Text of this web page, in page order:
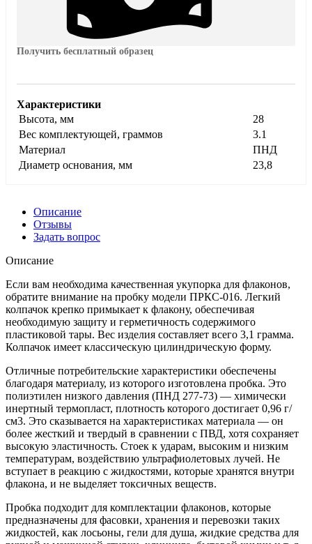
Получить бесплатный образец
Характеристики
Высота, мм
28
Вес комплектующей, граммов
3.1
Материал
ПНД
Диаметр основания, мм
23,8
Описание
Отзывы
Задать вопрос
Описание
Если вам необходима качественная укупорка для флаконов,
обратите внимание на пробку модели ПРКС-016. Легкий
колпачок крепко примыкает к флакону, обеспечивая
необходимую защиту и герметичность содержимого
пластиковой тары. Вес изделия составляет всего 3,1 грамма.
Колпачок имеет классическую цилиндрическую форму.
Отличные потребительские характеристики обеспечены
благодаря материалу, из которого изготовлена пробка. Это
полиэтилен низкого давления (ПНД 277-73) — химически
инертный термопласт, плотность которого достигает 0,96 г/
см3. Это сказывается на характеристиках материала — он
более жесткий и твердый в сравнении с ПВД, хотя сохраняет
высокую эластичность. Стоек к ударам, высоким и низким
температурам, воздействию ультрафиолетовых лучей. Не
вступает в реакцию с жидкостями, которые хранятся внутри
флакона, и не выделяет токсичных веществ.
Пробка подходит для комплектации флаконов, которые
предназначены для фасовки, хранения и перевозки таких
жидкостей, как лосьоны, гели для душа, жидкие средства для